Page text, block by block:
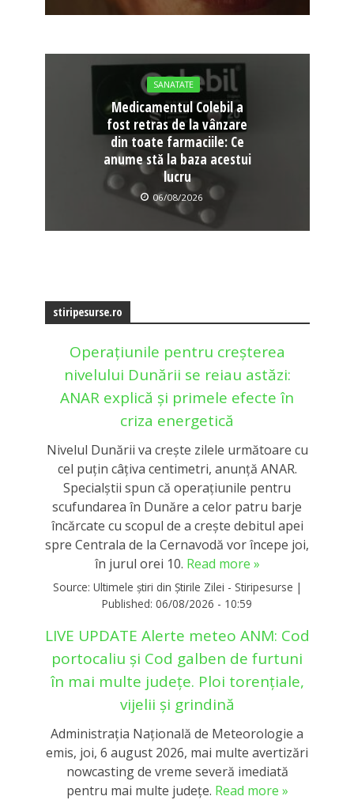
SANATATE
Medicamentul Colebil a
fost retras de la vânzare
din toate farmaciile: Ce
anume stă la baza acestui
lucru
06/08/2026
stiripesurse.ro
Operațiunile pentru creșterea
nivelului Dunării se reiau astăzi:
ANAR explică și primele efecte în
criza energetică
Nivelul Dunării va crește zilele următoare cu
cel puțin câțiva centimetri, anunță ANAR.
Specialștii spun că operaţiunile pentru
scufundarea în Dunăre a celor patru barje
încărcate cu scopul de a creşte debitul apei
spre Centrala de la Cernavodă vor începe joi,
în jurul orei 10. Read more »
Source: Ultimele știri din Știrile Zilei - Stiripesurse |
Published: 06/08/2026 - 10:59
LIVE UPDATE Alerte meteo ANM: Cod
portocaliu și Cod galben de furtuni
în mai multe județe. Ploi torențiale,
vijelii și grindină
Administrația Națională de Meteorologie a
emis, joi, 6 august 2026, mai multe avertizări
nowcasting de vreme severă imediată
pentru mai multe județe. Read more »